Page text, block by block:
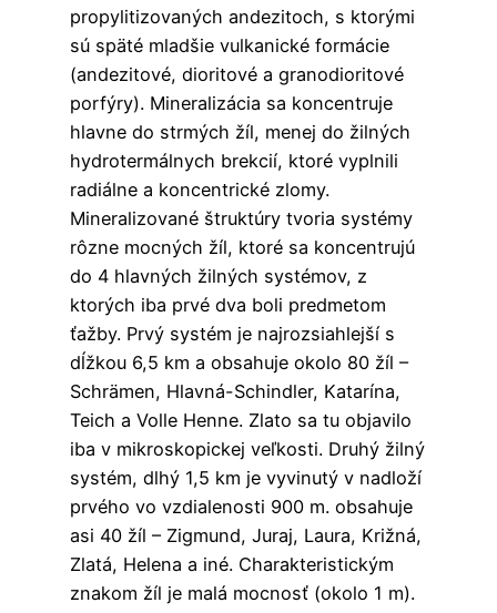
propylitizovaných andezitoch, s ktorými
sú späté mladšie vulkanické formácie
(andezitové, dioritové a granodioritové
porfýry). Mineralizácia sa koncentruje
hlavne do strmých žíl, menej do žilných
hydrotermálnych brekcií, ktoré vyplnili
radiálne a koncentrické zlomy.
Mineralizované štruktúry tvoria systémy
rôzne mocných žíl, ktoré sa koncentrujú
do 4 hlavných žilných systémov, z
ktorých iba prvé dva boli predmetom
ťažby. Prvý systém je najrozsiahlejší s
dĺžkou 6,5 km a obsahuje okolo 80 žíl –
Schrämen, Hlavná-Schindler, Katarína,
Teich a Volle Henne. Zlato sa tu objavilo
iba v mikroskopickej veľkosti. Druhý žilný
systém, dlhý 1,5 km je vyvinutý v nadloží
prvého vo vzdialenosti 900 m. obsahuje
asi 40 žíl – Zigmund, Juraj, Laura, Križná,
Zlatá, Helena a iné. Charakteristickým
znakom žíl je malá mocnosť (okolo 1 m).